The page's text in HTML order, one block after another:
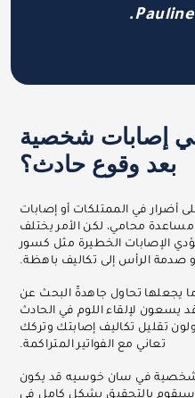
Pauline
إصابات شخصية
بعد وقوع حادث؟
أضرار في الممتلكات أو إصابات
مساعدة محامي، لكن الأمر يختلف
الإصابات الخطيرة مثل كسور
صدمة الرأس إلى تكاليف باهظة.
يجعلها تحاول جاهدةً البحث عن
يسعون لإلقاء اللوم في الحادث
تقليل تكاليف إصابتك وتركك
تعاني مع الفواتير المتراكمة.
في سان خوسيه قد يكون
بالتحقيق بشكل كامل في